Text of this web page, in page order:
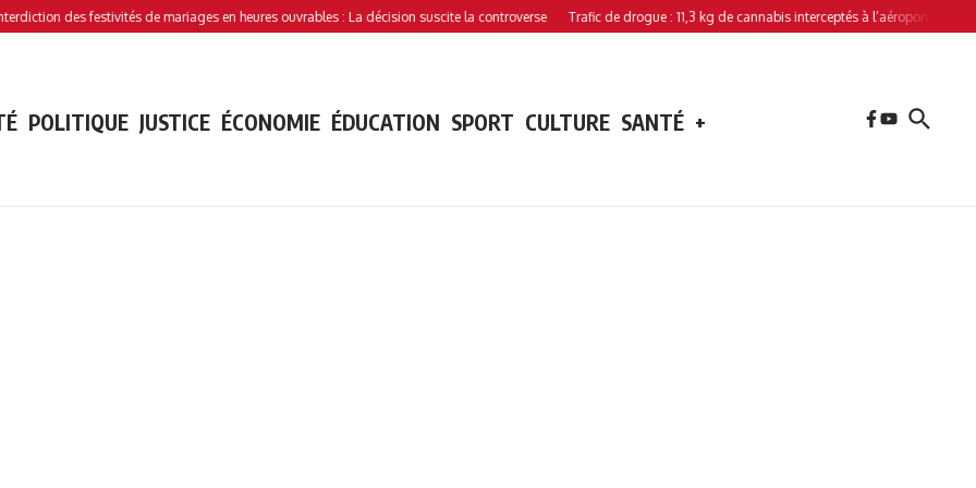
des festivités de mariages en heures ouvrables : La décision suscite la controverse Trafic de drogue : 11,3 kg de cannabis interceptés à l’aéroport de Hahaya
POLITIQUE JUSTICE ÉCONOMIE ÉDUCATION SPORT CULTURE SANTÉ +